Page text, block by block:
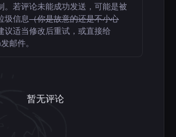
。若评论未能成功发送，可能是被
圾信息（你是故意的还是不小心
议适当修改后重试，或直接给
邮件。
暂无评论